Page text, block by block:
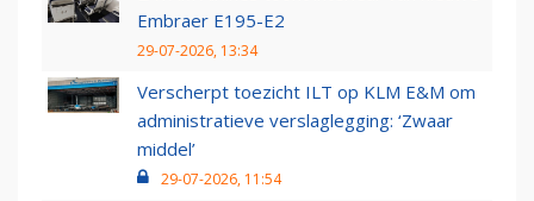
Embraer E195-E2
29-07-2026, 13:34
Verscherpt toezicht ILT op KLM E&M om
administratieve verslaglegging: ‘Zwaar
middel’
29-07-2026, 11:54